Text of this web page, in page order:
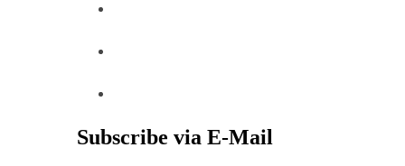
Subscribe via E-Mail